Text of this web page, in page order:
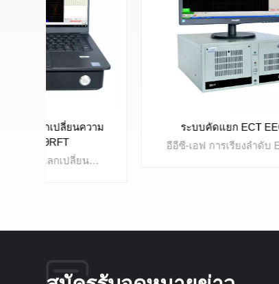
ระบบคัดแยก ECT EEC-F
อีอีซี-เอฟ การเรียงลำดับ ECT มีระบบการคัดแยกความแข็ง การคัดแยกวัสดุ และการคัดแยกการบำบัดความร้อน สามารถใช้สำหรับตรวจสอบและคัดแยกท่อโลหะได้, บาร์, สายไฟ,อะไหล่รถยนต์,วาล์วและอื่นๆ ส่วนประกอบโลหะ ความแตกต่างของโครงสร้าง ความแข็งของพื้นผิว ความลึกของตัวเรือน ก็แยกออกจากกันได้เช่นกัน